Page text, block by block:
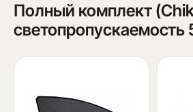
Полный комплект
светопропускаемость